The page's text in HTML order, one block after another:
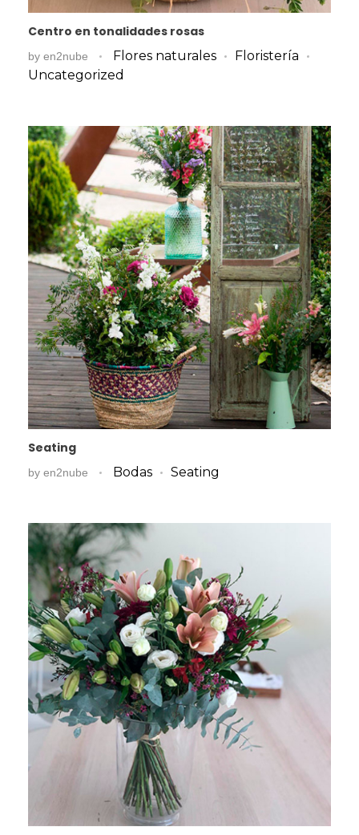
Centro en tonalidades rosas
by en2nube Flores naturales
Floristería
Uncategorized
Seating
by en2nube Bodas Seating